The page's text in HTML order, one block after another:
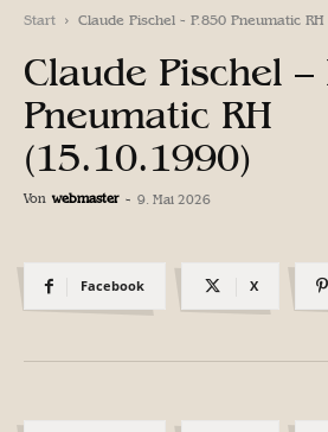
Start Claude Pischel - P.850 Pneumatic
Claude Pischel –
Pneumatic RH
(15.10.1990)
Von webmaster - 9. Mai 2026
Facebook X